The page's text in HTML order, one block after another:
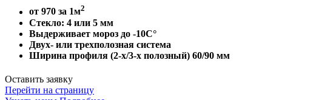
от 970 за 1м2
Стекло: 4 или 5 мм
Выдерживает мороз до -10С°
Двух- или трехполозная система
Ширина профиля (2-х/3-х полозный) 60/90 мм
Оставить заявку
Перейти на страницу